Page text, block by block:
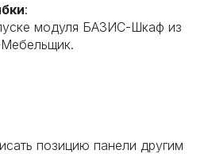
:
модуля БАЗИС-Шкаф из
позицию панели другим